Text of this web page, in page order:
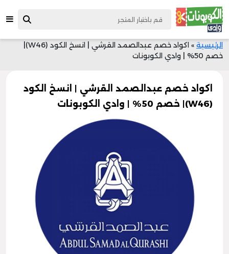
الرئيسية »
اكواد خصم عبدالصمد القرشي | انسخ الكود (W46)|
خصم 50% | وادي الكوبونات
اكواد خصم عبدالصمد القرشي | انسخ الكود
(W46)| خصم 50% | وادي الكوبونات